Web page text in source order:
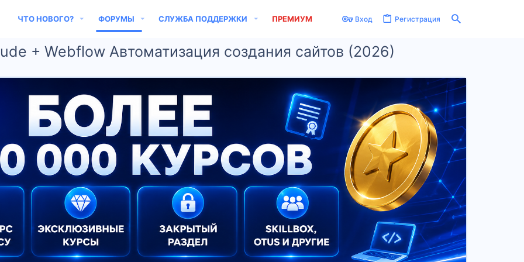
ЧТО НОВОГО? ФОРУМЫ СЛУЖБА ПОДДЕРЖКИ ПРЕМИУМ Вход Регистрация
+ Webflow Автоматизация создания сайтов (2026)